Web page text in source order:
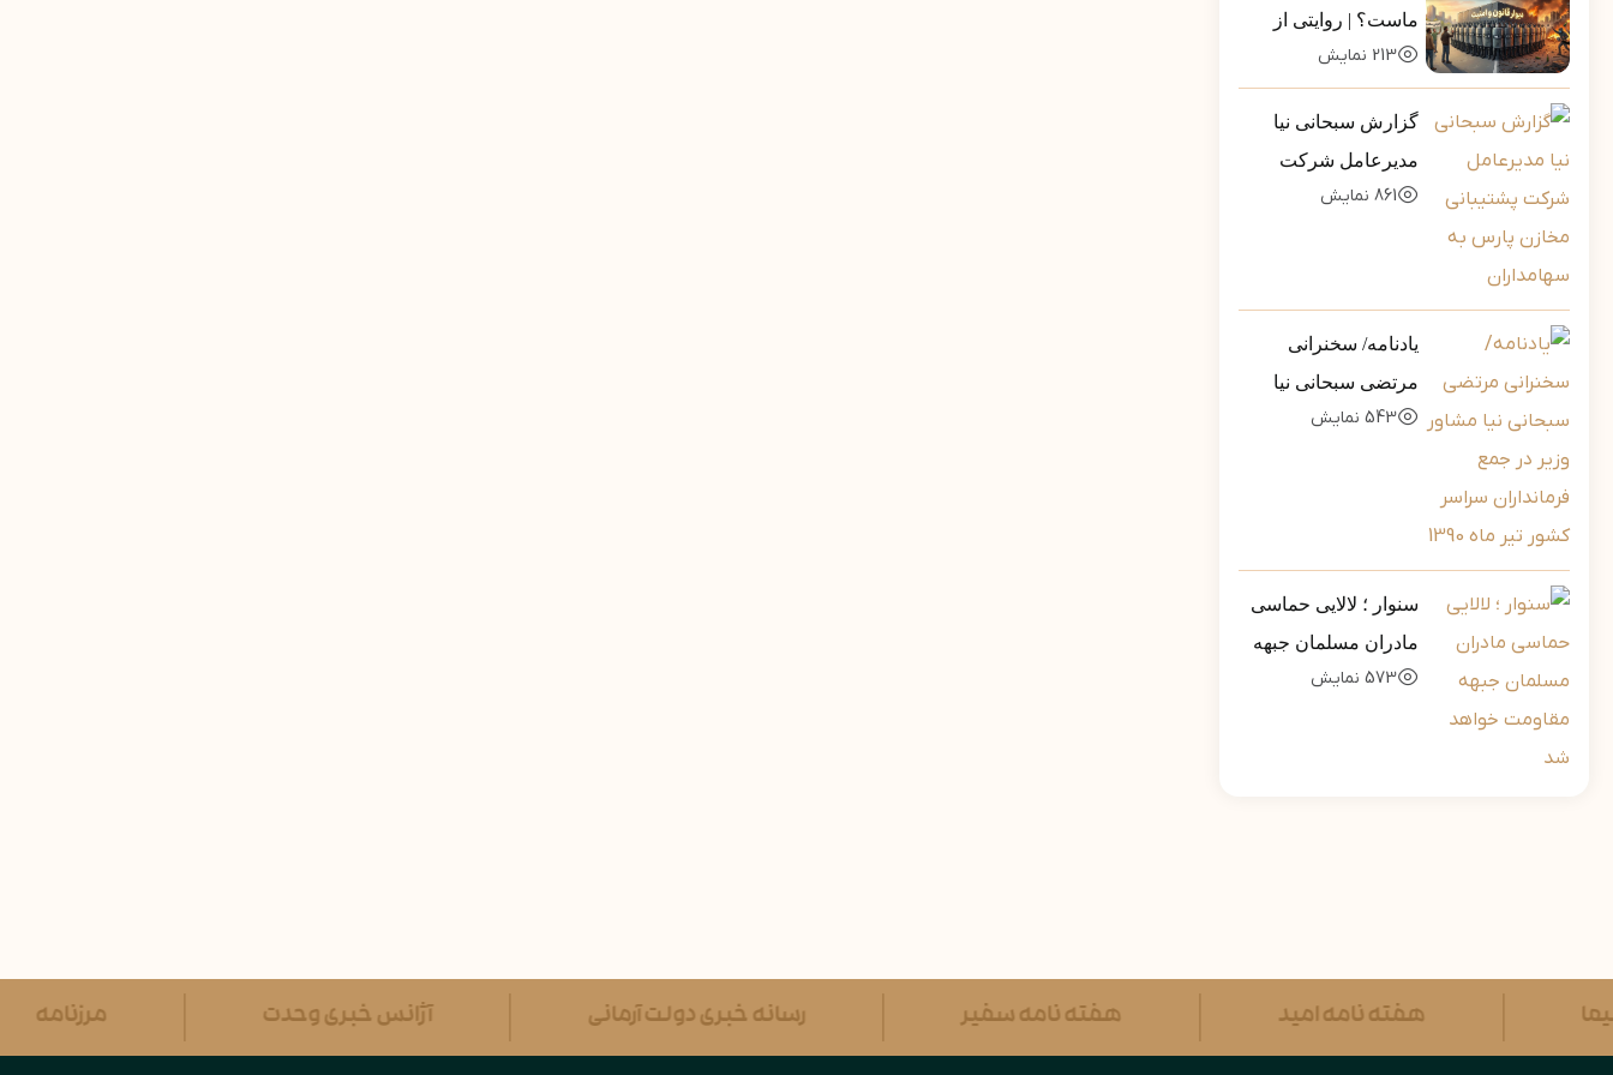
ماست؟ | روایتی از
تله‌ی خطرناکِ «ضلع
213 نمایش
گزارش سبحانی نیا
مدیرعامل شرکت
پشتیبانی مخازن پارس
861 نمایش
یادنامه/ سخنرانی
مرتضی سبحانی نیا
مشاور وزیر در جمع
543 نمایش
سنوار ؛ لالایی حماسی
مادران مسلمان جبهه
مقاومت خواهد شد
573 نمایش
مرزنامه آژانس خبری وحدت رسانه خبری دولت آرمانی هفته نامه سفیر هفته نامه امید